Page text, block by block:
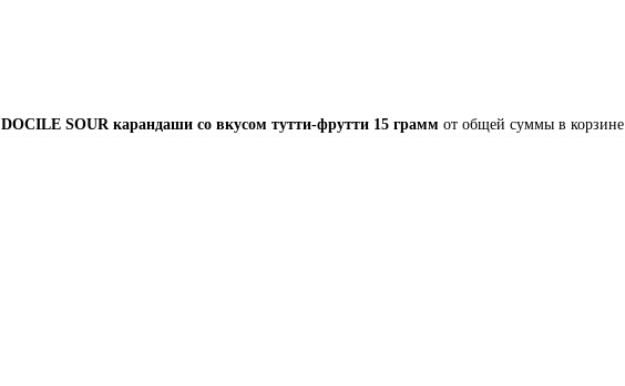
DOCILE SOUR карандаши со вкусом тутти-фрутти 15 грамм от общей суммы в корзине